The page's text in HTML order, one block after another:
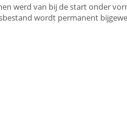
werd van bij de start onder
wordt permanent